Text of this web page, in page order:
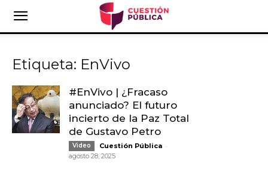
Etiqueta: EnVivo
#EnVivo | ¿Fracaso
anunciado? El futuro
incierto de la Paz Total
de Gustavo Petro
Video Cuestión Pública -
agosto 28, 2025